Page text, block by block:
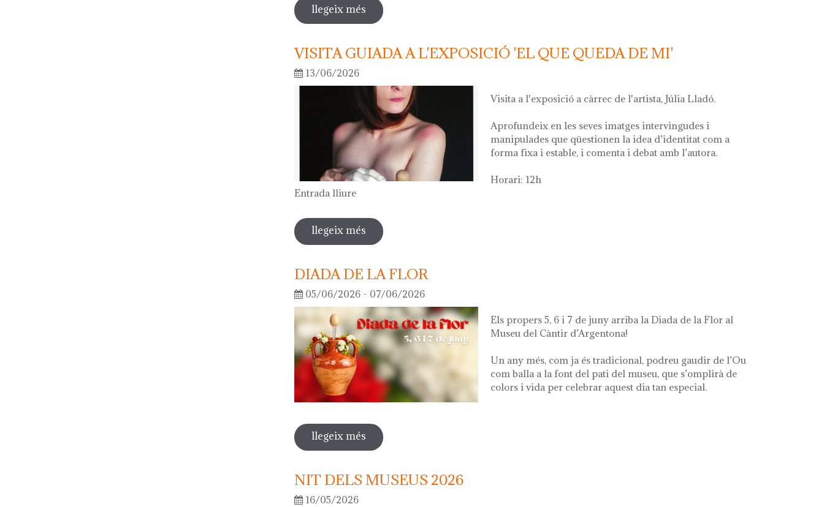
llegeix més sobre visita guiada a l'exposició 'anar a la font'
VISITA GUIADA A L'EXPOSICIÓ 'EL QUE QUEDA DE MI'
13/06/2026
Visita a l'exposició a càrrec de l'artista, Júlia Lladó.
Aprofundeix en les seves imatges intervingudes i
manipulades que qüestionen la idea d’identitat com a
forma fixa i estable, i comenta i debat amb l’autora.
Horari: 12h
Entrada lliure
llegeix més sobre visita guiada a l'exposició 'el que queda de mi'
DIADA DE LA FLOR
05/06/2026 - 07/06/2026
Els propers 5, 6 i 7 de juny arriba la Diada de la Flor al
Museu del Càntir d’Argentona!
Un any més, com ja és tradicional, podreu gaudir de l’Ou
com balla a la font del pati del museu, que s’omplirà de
colors i vida per celebrar aquest dia tan especial.
llegeix més sobre diada de la flor
NIT DELS MUSEUS 2026
16/05/2026